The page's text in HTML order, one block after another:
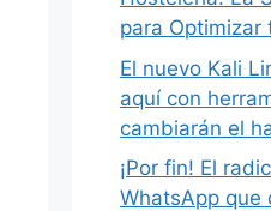
para Optimizar
El nuevo Kali
aquí con
cambiarán el
¡Por fin! El
WhatsApp que